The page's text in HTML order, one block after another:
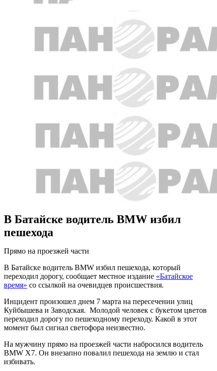
В Батайске водитель BMW избил
пешехода
Прямо на проезжей части
В Батайске водитель BMW избил пешехода, который
переходил дорогу, сообщает местное издание «Батайское
время» со ссылкой на очевидцев происшествия.
Инцидент произошел днем 7 марта на пересечении улиц
Куйбышева и Заводская. Молодой человек с букетом цветов
переходил дорогу по пешеходному переходу. Какой в этот
момент был сигнал светофора неизвестно.
На мужчину прямо на проезжей части набросился водитель
BMW X7. Он внезапно повалил пешехода на землю и стал
избивать.